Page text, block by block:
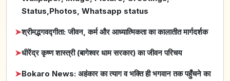
Status,Photos, Whatsapp status
➤श्रीमद्भगवद्गीता: जीवन, कर्म और आध्यात्मिकता का कालातीत मार्गदर्शक
➤धीरेंद्र कृष्ण शास्त्री (बागेश्वर धाम सरकार) का जीवन परिचय
➤Bokaro News: अहंकार का त्याग व भक्ति ही भगवान तक पहुँचने का